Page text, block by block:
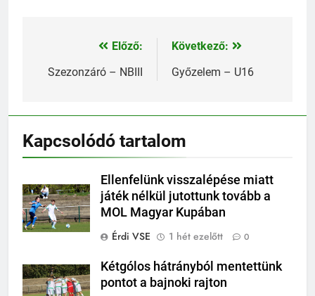
Bejegyzés
navigáció
Előző:
Szezonzáró – NBIII
Következő:
Győzelem – U16
Kapcsolódó tartalom
Ellenfelünk visszalépése miatt
játék nélkül jutottunk tovább a
MOL Magyar Kupában
Érdi VSE
1 hét ezelőtt 0
Kétgólos hátrányból mentettünk
pontot a bajnoki rajton